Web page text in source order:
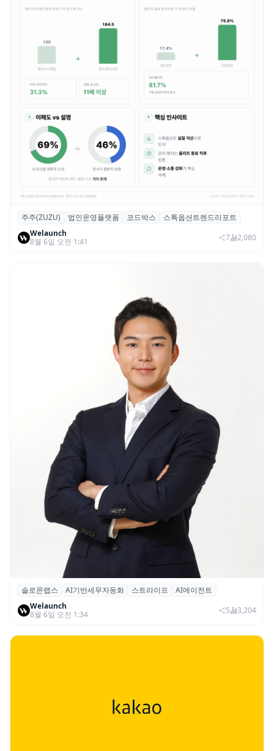
스톡옵션 취소율 2년 만에 18.2%→31.3%…
권리 발생 즉시 행사 비중도 급증
주주(ZUZU) 법인운영플랫폼 코드박스
스톡옵션트렌드리포트
Welaunch
8월 6일 오전 1:41
7 2,080
솔로몬랩스, 스트라이프 출신 이창헌 영입…
절세 전략 AI 에이전트 개발 본격화
솔로몬랩스 AI기반세무자동화 스트라이프
AI에이전트
Welaunch
8월 6일 오전 1:34
5 3,204